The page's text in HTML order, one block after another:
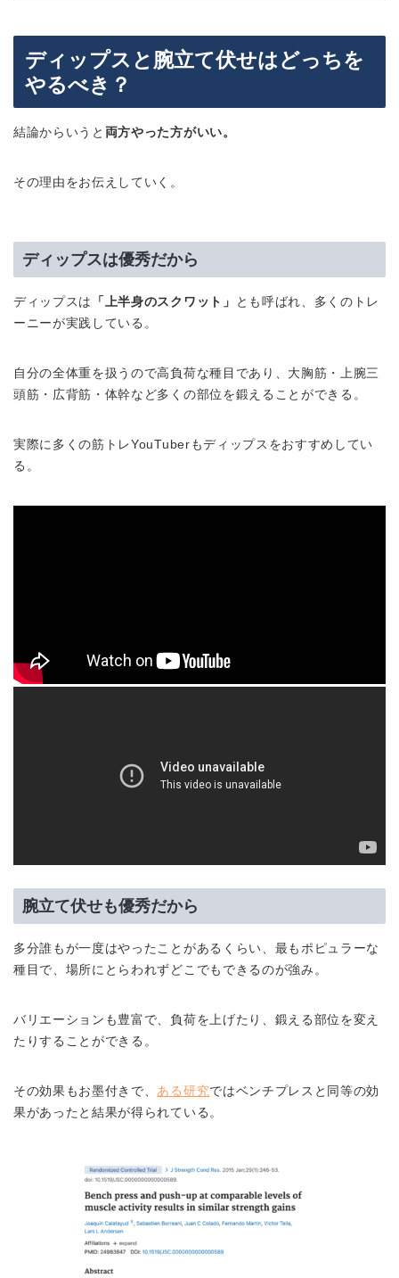
ディップスと腕立て伏せはどっちを
やるべき？
結論からいうと 両方やった方がいい。
その理由をお伝えしていく。
ディップスは優秀だから
ディップスは 「上半身のスクワット」
とも呼ばれ、多くのトレ
ーニーが実践している。
自分の全体重を扱うので高負荷な種目であり、大胸筋・上腕三
頭筋・広背筋・体幹など多くの部位を鍛えることができる。
実際に多くの筋トレYouTuberもディップスをおすすめしてい
る。
腕立て伏せも優秀だから
多分誰もが一度はやったことがあるくらい、最もポピュラーな
種目で、場所にとらわれずどこでもできるのが強み。
バリエーションも豊富で、負荷を上げたり、鍛える部位を変え
たりすることができる。
その効果もお墨付きで、 ある研究ではベンチプレスと同等の効
果があったと結果が得られている。